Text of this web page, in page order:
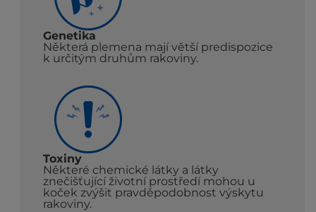
Genetika
Některá plemena mají větší predispozice
k určitým druhům rakoviny.
Toxiny
Některé chemické látky a látky
znečišťující životní prostředí mohou u
koček zvýšit pravděpodobnost výskytu
rakoviny.